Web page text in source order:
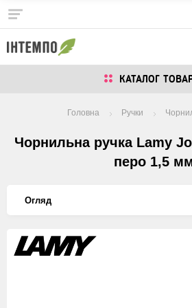
КАТАЛОГ
Головна Ручки
Чорнильна ручка Lamy
перо 1,5
Огляд
Изображения